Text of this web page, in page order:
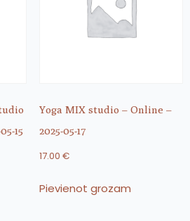
15
Yoga MIX studio – Online –
2025-05-17
17.00 €
Pievienot grozam